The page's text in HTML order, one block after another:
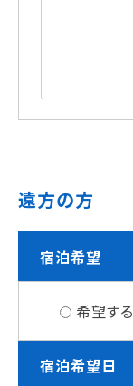
遠方の方
宿泊希望
希望する
宿泊希望日